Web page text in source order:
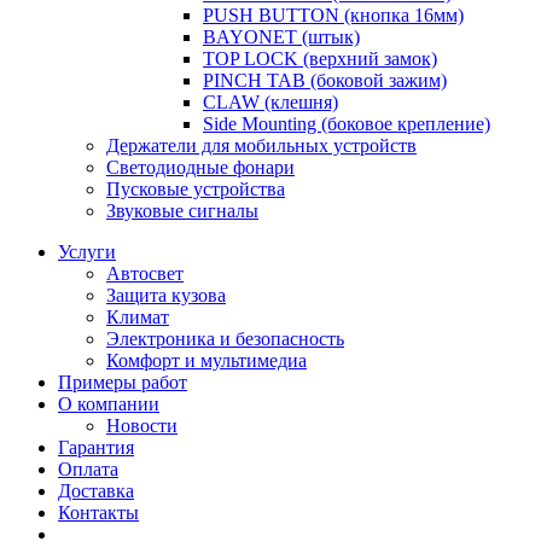
PUSH BUTTON (кнопка 16мм)
BAYONET (штык)
TOP LOCK (верхний замок)
PINCH TAB (боковой зажим)
CLAW (клешня)
Side Mounting (боковое крепление)
Держатели для мобильных устройств
Светодиодные фонари
Пусковые устройства
Звуковые сигналы
Услуги
Автосвет
Защита кузова
Климат
Электроника и безопасность
Комфорт и мультимедиа
Примеры работ
О компании
Новости
Гарантия
Оплата
Доставка
Контакты